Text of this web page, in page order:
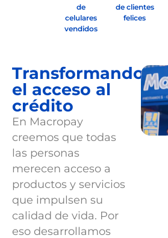
de
celulares
vendidos
de clientes
felices
Transformando
el acceso al
crédito
En Macropay
creemos que todas
las personas
merecen acceso a
productos y servicios
que impulsen su
calidad de vida. Por
eso desarrollamos